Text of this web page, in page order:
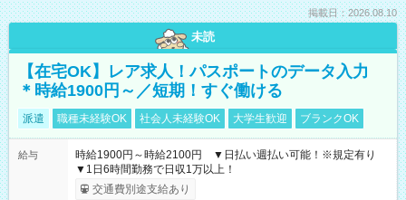
掲載日：2026.08.10
未読
【在宅OK】レア求人！パスポートのデータ入力
＊時給1900円～／短期！すぐ働ける
派遣 職種未経験OK 社会人未経験OK 大学生歓迎 ブランクOK
給与
時給1900円～時給2100円 ▼日払い週払い可能！※規定有り
▼1日6時間勤務で日収1万以上！
交通費別途支給あり